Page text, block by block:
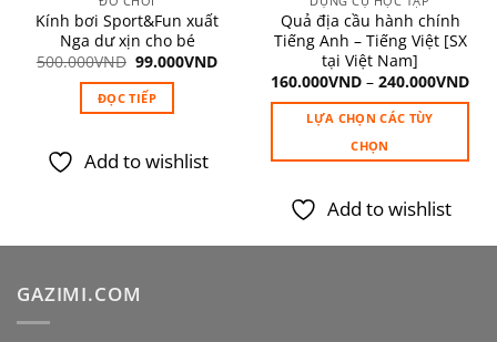
Kính bơi Sport&Fun xuất
Nga dư xịn cho bé
500.000VND Giá
là:
500.000VND.
99.000VNDGiá
ĐỌC TIẾP
Add to wishlist
Quả địa cầu hành chính
Tiếng Anh – Tiếng Việt [SX
tại Việt Nam]
160.000VND – 240.000VND
LỰA CHỌN CÁC TÙY
CHỌN
phẩm
này
có
Add to wishlist
GAZIMI.COM